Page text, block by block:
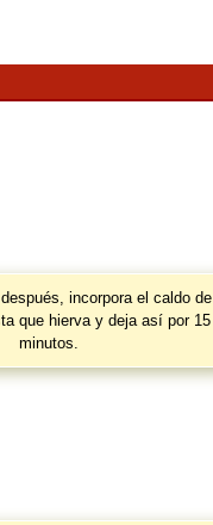
incorpora el caldo de
que hierva y deja así por 15
minutos.